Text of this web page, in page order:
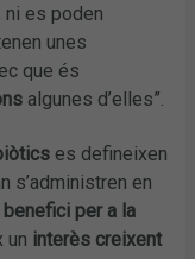
ni es poden
unes
que és
algunes d’elles”.
es defineixen
s’administren en
benefici per a la
un interès creixent